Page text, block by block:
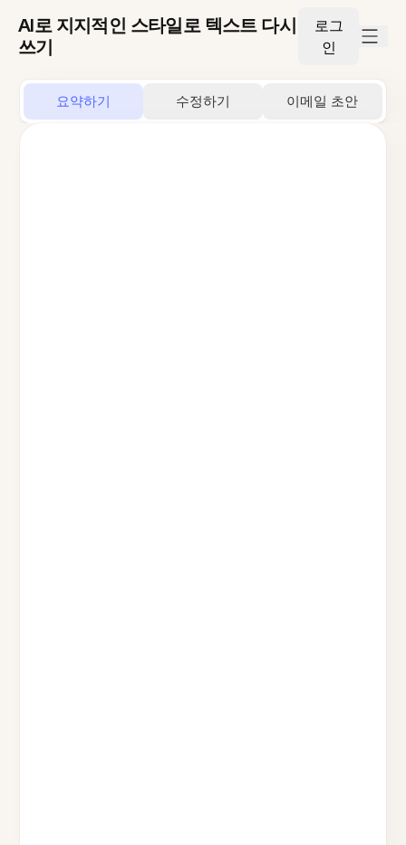
AI로 지지적인 스타일로 텍스트 다시
쓰기
로그
인
요약하기 수정하기 이메일 초안